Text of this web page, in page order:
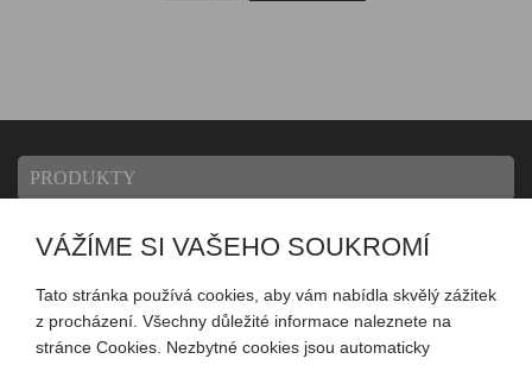
PRODUKTY
INFORMACE
MŮJ ÚČET
VÁŽÍME SI VAŠEHO SOUKROMÍ
Tato stránka používá cookies, aby vám nabídla skvělý zážitek
z procházení. Všechny důležité informace naleznete na
stránce Cookies. Nezbytné cookies jsou automaticky